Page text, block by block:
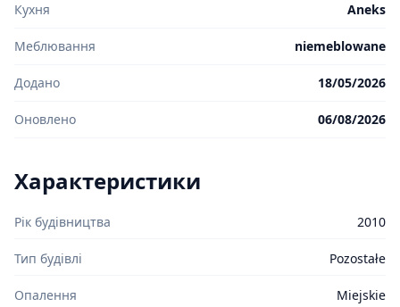
Кухня Aneks
Меблювання niemeblowane
Додано 18/05/2026
Оновлено 06/08/2026
Характеристики
Рік будівництва 2010
Тип будівлі Pozostałe
Опалення Miejskie